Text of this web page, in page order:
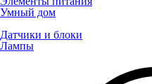
Умный дом
Датчики и блоки
Лампы